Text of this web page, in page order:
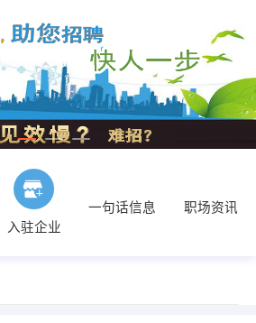
入驻企业
一句话信息 职场资讯